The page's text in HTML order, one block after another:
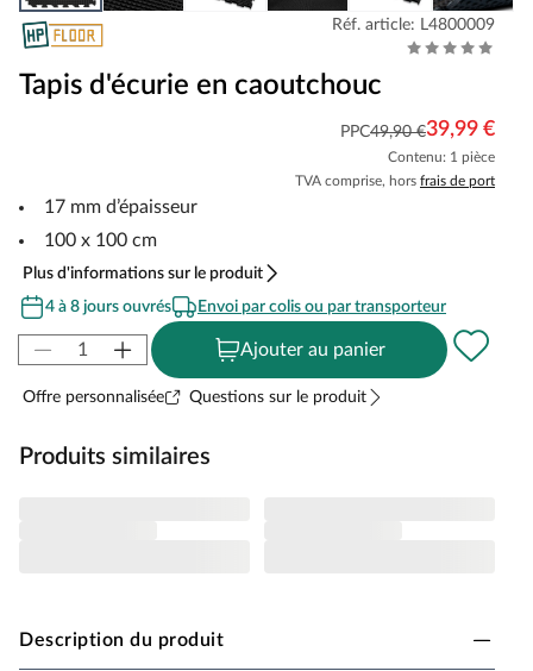
Réf. article: L4800009
Tapis d'écurie en caoutchouc
PPC49,90 €39,99 €
Contenu: 1 pièce
TVA comprise, hors frais de port
17 mm d’épaisseur
100 x 100 cm
Plus d'informations sur le produit
4 à 8 jours ouvrés
Envoi par colis ou par transporteur
Ajouter au panier
Offre personnalisée Questions sur le produit
Produits similaires
Description du produit